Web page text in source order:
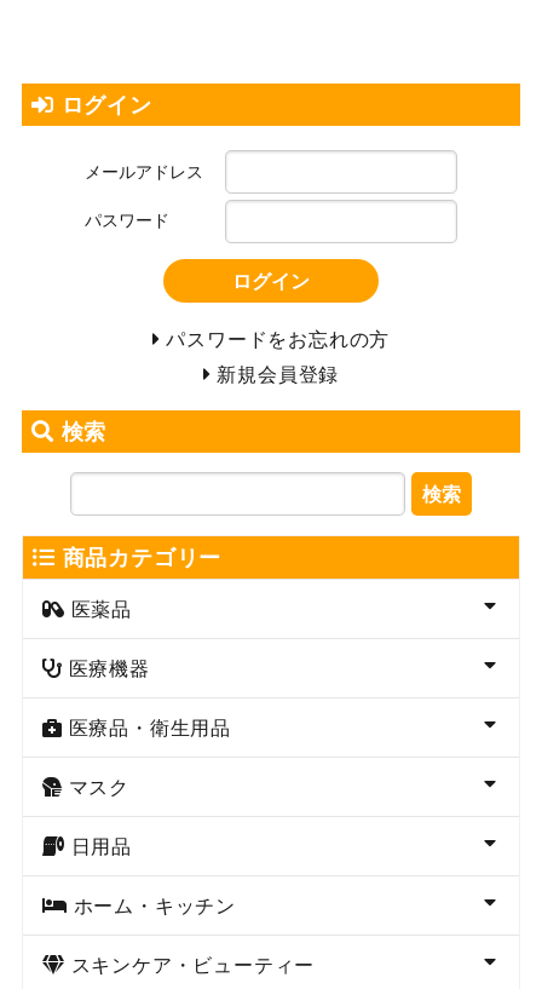
ログイン
メールアドレス
パスワード
ログイン
パスワードをお忘れの方
新規会員登録
検索
検索
商品カテゴリー
医薬品
医療機器
医療品・衛生用品
マスク
日用品
ホーム・キッチン
スキンケア・ビューティー